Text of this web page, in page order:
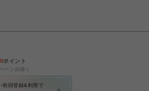
0ポイント
ーン分除く
初回登録&利用で